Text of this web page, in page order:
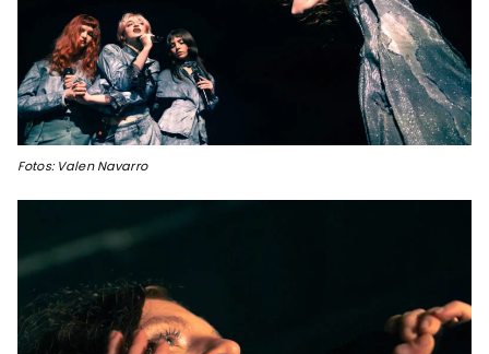
Fotos: Valen Navarro